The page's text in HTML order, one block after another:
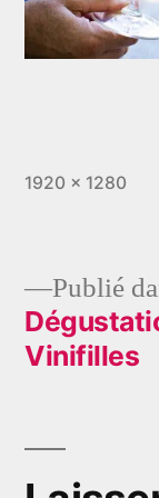
Taille
1920 × 1280
l’article
Publié
Vinifilles